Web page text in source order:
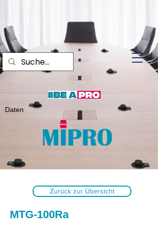
Daten
Zurück zur Übersicht
MTG-100Ra